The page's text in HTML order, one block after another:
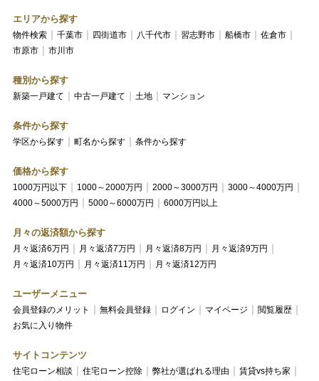
エリアから探す
物件検索 千葉市 四街道市 八千代市 習志野市 船橋市
佐倉市
市原市
市川市
種別から探す
新築一戸建て 中古一戸建て 土地 マンション
条件から探す
学区から探す 町名から探す 条件から探す
価格から探す
1000万円以下 1000～2000万円 2000～3000万円
3000～4000万円
4000～5000万円
5000～6000万円 6000万円以上
月々の返済額から探す
月々返済6万円 月々返済7万円 月々返済8万円
月々返済9万円
月々返済10万円
月々返済11万円 月々返済12万円
ユーザーメニュー
会員登録のメリット 無料会員登録 ログイン マイページ
閲覧履歴
お気に入り物件
サイトコンテンツ
住宅ローン相談 住宅ローン控除 弊社が選ばれる理由
賃貸vs持ち家